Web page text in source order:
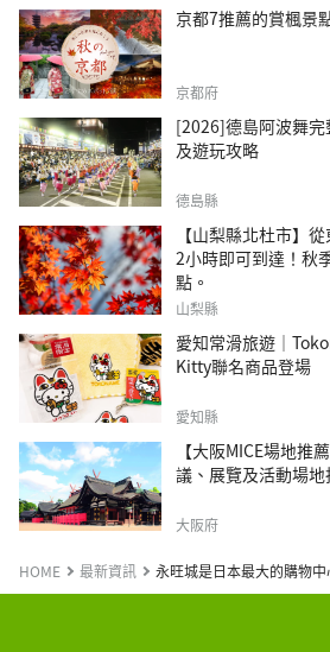
京都7推薦的賞楓景
京都府
[2026]德島阿波舞
及遊玩攻略
德島縣
【山梨縣北杜市】
2小時即可到達！秋
點。
山梨縣
愛知常滑旅遊｜
Kitty聯名商品登場
愛知縣
【大阪MICE場地推
議、展覽及活動場地
大阪府
HOME 最新資訊 永旺城是日本最大的購物